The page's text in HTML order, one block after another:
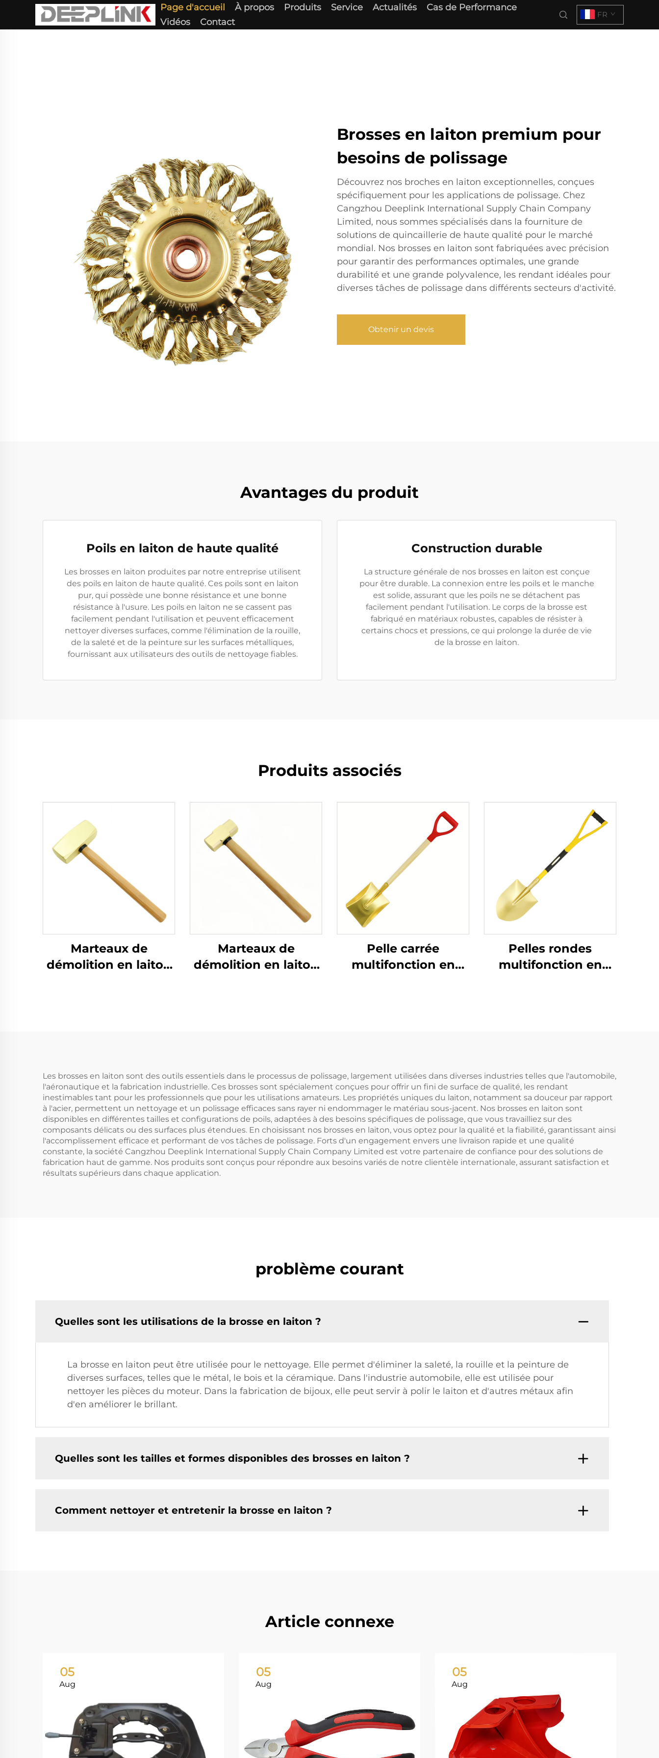
Page d'accueil À propos Produits Service Actualités
Cas de Performance
Vidéos
Contact
FR
Brosses en laiton premium pour
besoins de polissage
Découvrez nos broches en laiton exceptionnelles, conçues
spécifiquement pour les applications de polissage. Chez
Cangzhou Deeplink International Supply Chain Company
Limited, nous sommes spécialisés dans la fourniture de
solutions de quincaillerie de haute qualité pour le marché
mondial. Nos brosses en laiton sont fabriquées avec précision
pour garantir des performances optimales, une grande
durabilité et une grande polyvalence, les rendant idéales pour
diverses tâches de polissage dans différents secteurs d'activité.
Obtenir un devis
Avantages du produit
Poils en laiton de haute qualité
Les brosses en laiton produites par notre entreprise utilisent
des poils en laiton de haute qualité. Ces poils sont en laiton
pur, qui possède une bonne résistance et une bonne
résistance à l'usure. Les poils en laiton ne se cassent pas
facilement pendant l'utilisation et peuvent efficacement
nettoyer diverses surfaces, comme l'élimination de la rouille,
de la saleté et de la peinture sur les surfaces métalliques,
fournissant aux utilisateurs des outils de nettoyage fiables.
Construction durable
La structure générale de nos brosses en laiton est conçue
pour être durable. La connexion entre les poils et le manche
est solide, assurant que les poils ne se détachent pas
facilement pendant l'utilisation. Le corps de la brosse est
fabriqué en matériaux robustes, capables de résister à
certains chocs et pressions, ce qui prolonge la durée de vie
de la brosse en laiton.
Produits associés
Marteaux de
démolition en laiton
explosifs
Marteaux de
démolition en laiton
Pelle carrée
multifonction en
explosions
Pelles rondes
multifonction en
inflammables et
explosifs
Les brosses en laiton sont des outils essentiels dans le processus de polissage, largement utilisées dans diverses industries telles que l'automobile,
l'aéronautique et la fabrication industrielle. Ces brosses sont spécialement conçues pour offrir un fini de surface de qualité, les rendant
inestimables tant pour les professionnels que pour les utilisations amateurs. Les propriétés uniques du laiton, notamment sa douceur par rapport
à l'acier, permettent un nettoyage et un polissage efficaces sans rayer ni endommager le matériau sous-jacent. Nos brosses en laiton sont
disponibles en différentes tailles et configurations de poils, adaptées à des besoins spécifiques de polissage, que vous travailliez sur des
composants délicats ou des surfaces plus étendues. En choisissant nos brosses en laiton, vous optez pour la qualité et la fiabilité, garantissant ainsi
l'accomplissement efficace et performant de vos tâches de polissage. Forts d'un engagement envers une livraison rapide et une qualité
constante, la société Cangzhou Deeplink International Supply Chain Company Limited est votre partenaire de confiance pour des solutions de
fabrication haut de gamme. Nos produits sont conçus pour répondre aux besoins variés de notre clientèle internationale, assurant satisfaction et
résultats supérieurs dans chaque application.
problème courant
Quelles sont les utilisations de la brosse en laiton ?
La brosse en laiton peut être utilisée pour le nettoyage. Elle permet d'éliminer la saleté, la rouille et la peinture de
diverses surfaces, telles que le métal, le bois et la céramique. Dans l'industrie automobile, elle est utilisée pour
nettoyer les pièces du moteur. Dans la fabrication de bijoux, elle peut servir à polir le laiton et d'autres métaux afin
d'en améliorer le brillant.
Quelles sont les tailles et formes disponibles des brosses en laiton ?
Comment nettoyer et entretenir la brosse en laiton ?
Article connexe
05
Aug
05
Aug
05
Aug